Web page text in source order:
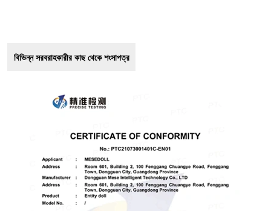
বিভিন্ন সরবরাহকারীর কাছ থেকে শংসাপত্র